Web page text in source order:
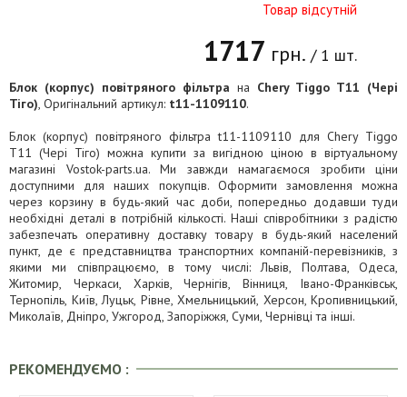
Товар відсутній
1717 грн. / 1 шт.
Блок (корпус) повітряного фільтра на Chery Tiggo T11 (Чері
Тіго), Оригінальний артикул: t11-1109110.
Блок (корпус) повітряного фільтра t11-1109110 для Chery Tiggo
T11 (Чері Тіго) можна купити за вигідною ціною в віртуальному
магазині Vostok-parts.ua. Ми завжди намагаємося зробити ціни
доступними для наших покупців. Оформити замовлення можна
через корзину в будь-який час доби, попередньо додавши туди
необхідні деталі в потрібній кількості. Наші співробітники з радістю
забезпечать оперативну доставку товару в будь-який населений
пункт, де є представництва транспортних компаній-перевізників, з
якими ми співпрацюємо, в тому числі: Львів, Полтава, Одеса,
Житомир, Черкаси, Харків, Чернігів, Вінниця, Івано-Франківськ,
Тернопіль, Київ, Луцьк, Рівне, Хмельницький, Херсон, Кропивницький,
Миколаїв, Дніпро, Ужгород, Запоріжжя, Суми, Чернівці та інші.
РЕКОМЕНДУЄМО :